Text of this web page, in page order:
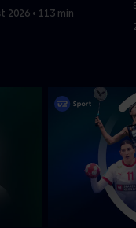
2026 • 113 min